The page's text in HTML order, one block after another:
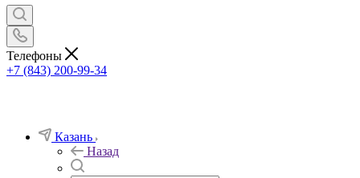
Телефоны
+7 (843) 200-99-34
Казань
Назад